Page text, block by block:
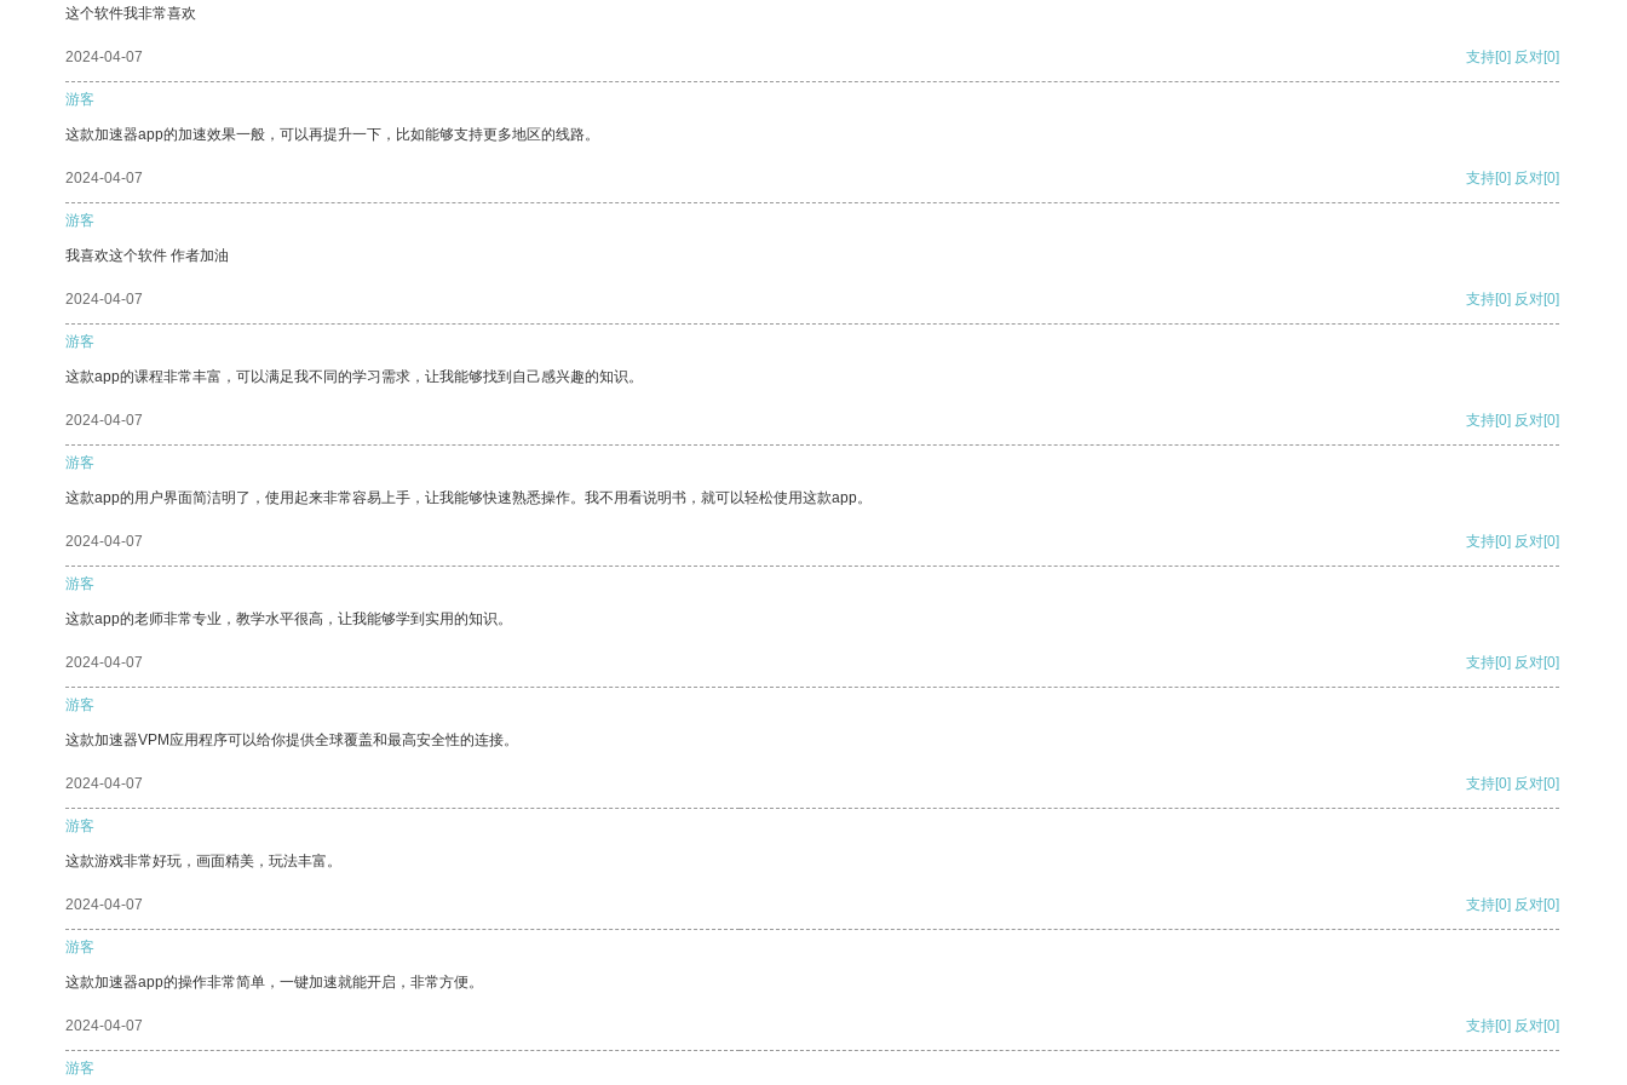
这个软件我非常喜欢
2024-04-07 支持[0] 反对[0]
游客
这款加速器app的加速效果一般，可以再提升一下，比如能够支持更多地区的线路。
2024-04-07 支持[0] 反对[0]
游客
我喜欢这个软件 作者加油
2024-04-07 支持[0] 反对[0]
游客
这款app的课程非常丰富，可以满足我不同的学习需求，让我能够找到自己感兴趣的知识。
2024-04-07 支持[0] 反对[0]
游客
这款app的用户界面简洁明了，使用起来非常容易上手，让我能够快速熟悉操作。我不用看说明书，就可以轻松使用这款app。
2024-04-07 支持[0] 反对[0]
游客
这款app的老师非常专业，教学水平很高，让我能够学到实用的知识。
2024-04-07 支持[0] 反对[0]
游客
这款加速器VPM应用程序可以给你提供全球覆盖和最高安全性的连接。
2024-04-07 支持[0] 反对[0]
游客
这款游戏非常好玩，画面精美，玩法丰富。
2024-04-07 支持[0] 反对[0]
游客
这款加速器app的操作非常简单，一键加速就能开启，非常方便。
2024-04-07 支持[0] 反对[0]
游客